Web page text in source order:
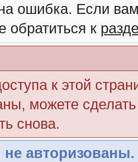
ошибка. Если
обратиться к
к этой
можете
снова.
авторизованы.